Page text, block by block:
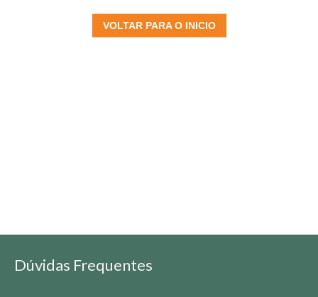
VOLTAR PARA O INICIO
Dúvidas Frequentes